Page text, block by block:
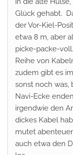
Glück gehabt.
der Vor-Kiel-
etwa 8 m, aber
picke-packe-
Reihe von
zudem gibt es
sonst noch was,
Navi-Ecke
irgendwie den
dickes Kabel
mutet
auch etwa den